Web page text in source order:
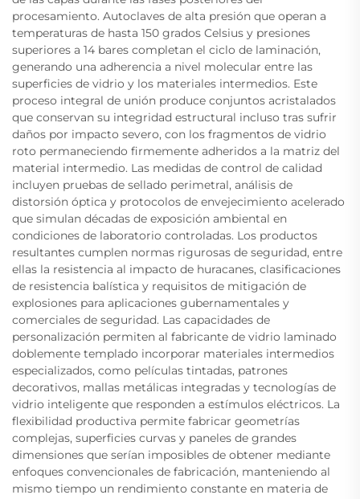
procesamiento. Autoclaves de alta presión que operan a
temperaturas de hasta 150 grados Celsius y presiones
superiores a 14 bares completan el ciclo de laminación,
generando una adherencia a nivel molecular entre las
superficies de vidrio y los materiales intermedios. Este
proceso integral de unión produce conjuntos acristalados
que conservan su integridad estructural incluso tras sufrir
daños por impacto severo, con los fragmentos de vidrio
roto permaneciendo firmemente adheridos a la matriz del
material intermedio. Las medidas de control de calidad
incluyen pruebas de sellado perimetral, análisis de
distorsión óptica y protocolos de envejecimiento acelerado
que simulan décadas de exposición ambiental en
condiciones de laboratorio controladas. Los productos
resultantes cumplen normas rigurosas de seguridad, entre
ellas la resistencia al impacto de huracanes, clasificaciones
de resistencia balística y requisitos de mitigación de
explosiones para aplicaciones gubernamentales y
comerciales de seguridad. Las capacidades de
personalización permiten al fabricante de vidrio laminado
doblemente templado incorporar materiales intermedios
especializados, como películas tintadas, patrones
decorativos, mallas metálicas integradas y tecnologías de
vidrio inteligente que responden a estímulos eléctricos. La
flexibilidad productiva permite fabricar geometrías
complejas, superficies curvas y paneles de grandes
dimensiones que serían imposibles de obtener mediante
enfoques convencionales de fabricación, manteniendo al
mismo tiempo un rendimiento constante en materia de